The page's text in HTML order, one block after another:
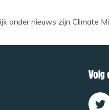
onder nieuws zijn Climate
Volg